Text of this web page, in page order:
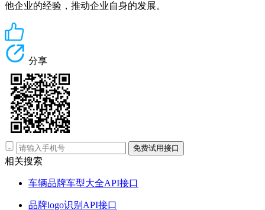
他企业的经验，推动企业自身的发展。
分享
免费试用接口
相关搜索
车辆品牌车型大全API接口
品牌logo识别API接口